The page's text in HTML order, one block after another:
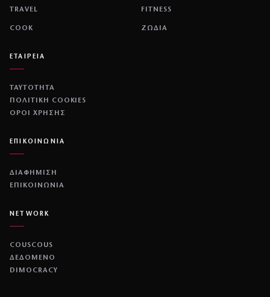
TRAVEL FITNESS
COOK ΖΩΔΙΑ
ΕΤΑΙΡΕΙΑ
ΤΑΥΤΟΤΗΤΑ
ΠΟΛΙΤΙΚΉ COOKIES
ΌΡΟΙ ΧΡΉΣΗΣ
ΕΠΙΚΟΙΝΩΝΙΑ
ΔΙΑΦΗΜΙΣΗ
ΕΠΙΚΟΙΝΩΝΙΑ
NETWORK
COUSCOUS
ΔΕΔΟΜΕΝΟ
DIMOCRACY